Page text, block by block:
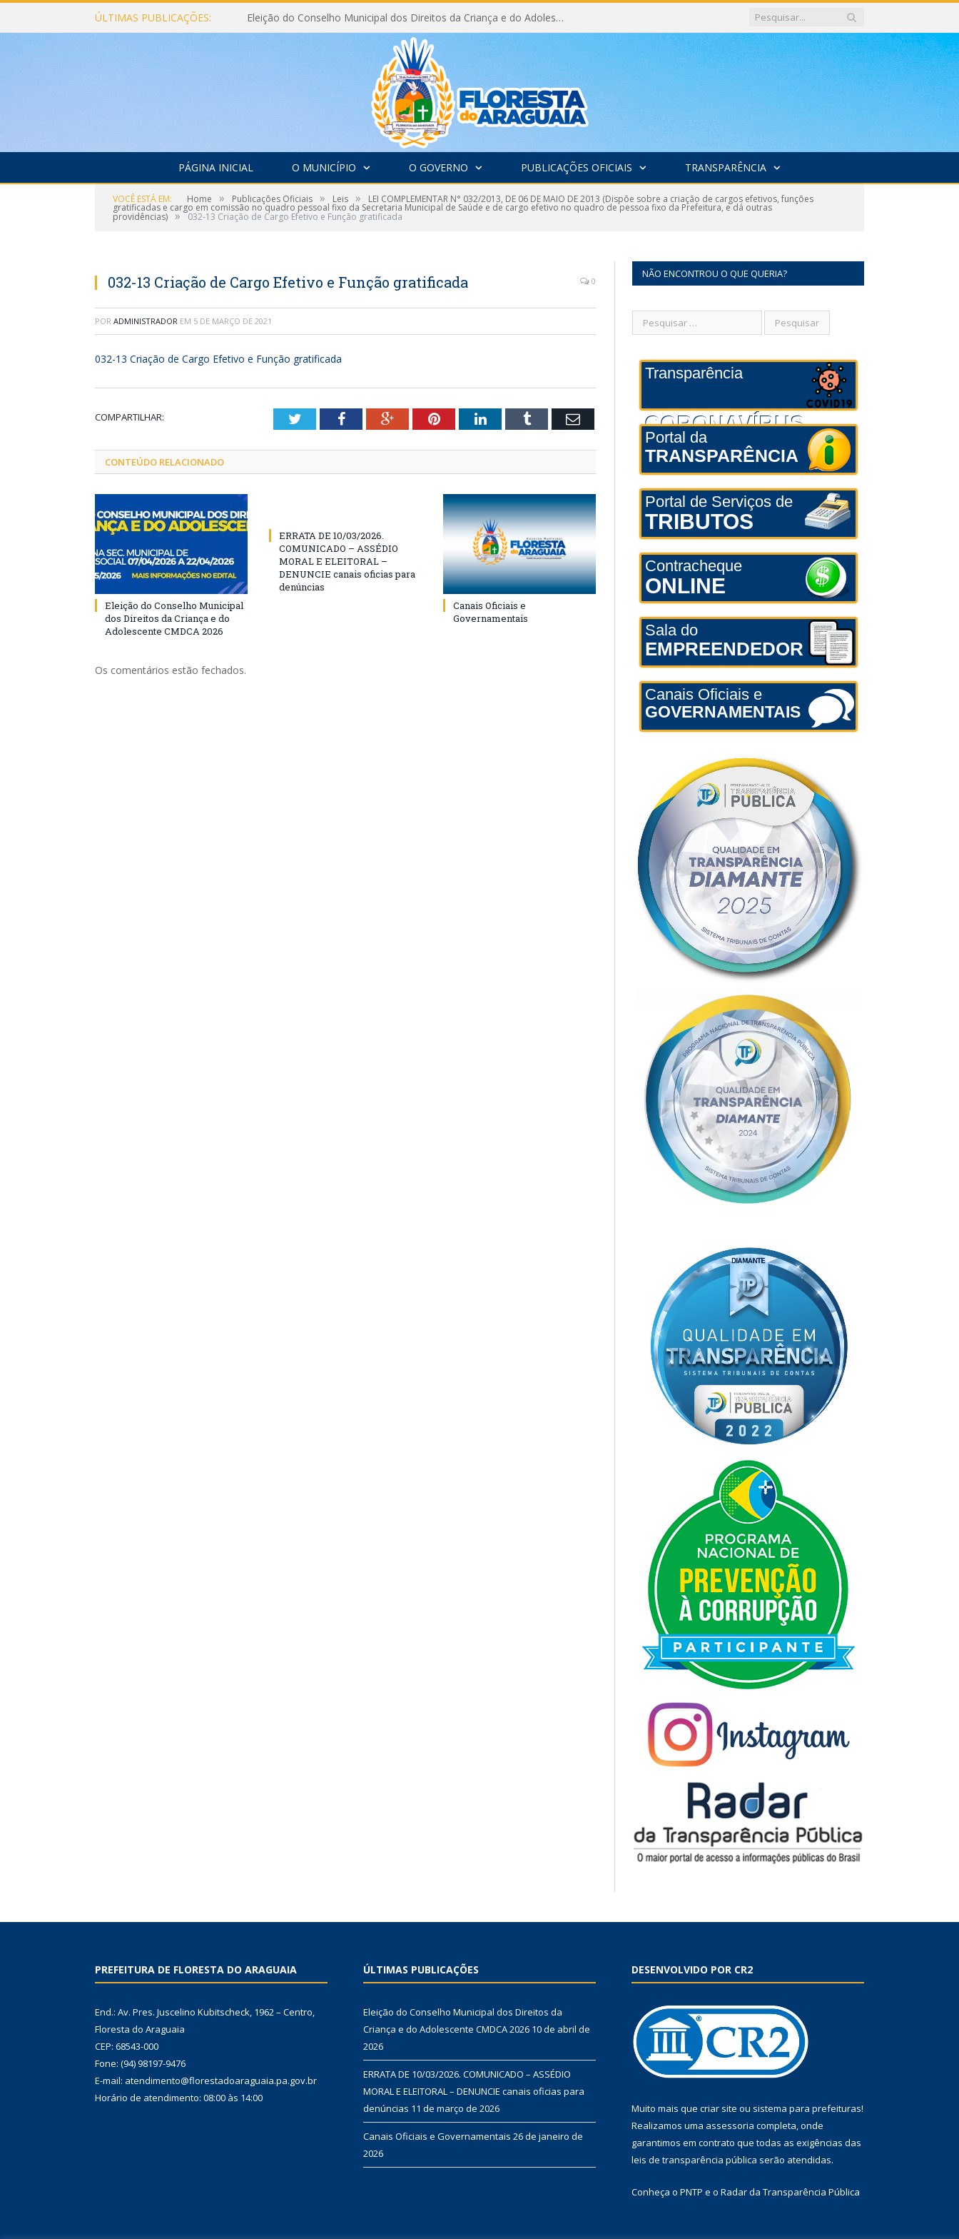
ÚLTIMAS PUBLICAÇÕES: Eleição do Conselho Municipal dos Direitos da Criança e do Adolescente CMDCA 2026
PÁGINA INICIAL O MUNICÍPIO O GOVERNO PUBLICAÇÕES OFICIAIS TRANSPARÊNCIA
VOCÊ ESTÁ EM: Home » Publicações Oficiais » Leis » LEI COMPLEMENTAR N° 032/2013, DE 06 DE MAIO DE 2013 (Dispõe sobre a criação de cargos efetivos, funções
gratificadas e cargo em comissão no quadro pessoal fixo da Secretaria Municipal de Saúde e de cargo efetivo no quadro de pessoa fixo da Prefeitura, e dá outras
providências) » 032-13 Criação de Cargo Efetivo e Função gratificada
032-13 Criação de Cargo Efetivo e Função gratificada 0
POR ADMINISTRADOR EM 5 DE MARÇO DE 2021
032-13 Criação de Cargo Efetivo e Função gratificada
COMPARTILHAR: TwitterFacebookGoogle+PinterestLinkedInTumblr Email
CONTEÚDO RELACIONADO
Eleição do Conselho Municipal
dos Direitos da Criança e do
Adolescente CMDCA 2026
ERRATA DE 10/03/2026.
COMUNICADO – ASSÉDIO
MORAL E ELEITORAL –
DENUNCIE canais oficias para
denúncias
Canais Oficiais e
Governamentais
Os comentários estão fechados.
NÃO ENCONTROU O QUE QUERIA?
Transparência
CORONAVÍRUS
Portal da
TRANSPARÊNCIA
Portal de Serviços de
TRIBUTOS
Contracheque
ONLINE
Sala do
EMPREENDEDOR
Canais Oficiais e
GOVERNAMENTAIS
PREFEITURA DE FLORESTA DO ARAGUAIA
End.: Av. Pres. Juscelino Kubitscheck, 1962 – Centro,
Floresta do Araguaia
CEP: 68543-000
Fone: (94) 98197-9476
E-mail: atendimento@florestadoaraguaia.pa.gov.br
Horário de atendimento: 08:00 às 14:00
ÚLTIMAS PUBLICAÇÕES
Eleição do Conselho Municipal dos Direitos da
Criança e do Adolescente CMDCA 2026 10 de abril de
2026
ERRATA DE 10/03/2026. COMUNICADO – ASSÉDIO
MORAL E ELEITORAL – DENUNCIE canais oficias para
denúncias 11 de março de 2026
Canais Oficiais e Governamentais 26 de janeiro de
2026
DESENVOLVIDO POR CR2
Muito mais que criar site ou sistema para prefeituras!
Realizamos uma assessoria completa, onde
garantimos em contrato que todas as exigências das
leis de transparência pública serão atendidas.
Conheça o PNTP e o Radar da Transparência Pública